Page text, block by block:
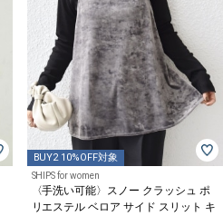
BUY2 10%OFF対象
SHIPS for women
〈手洗い可能〉スノー クラッシュ ポ
リエステル ベロア サイド スリット キ